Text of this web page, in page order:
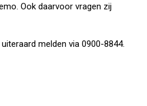
Ook daarvoor vragen zij
melden via 0900-8844.